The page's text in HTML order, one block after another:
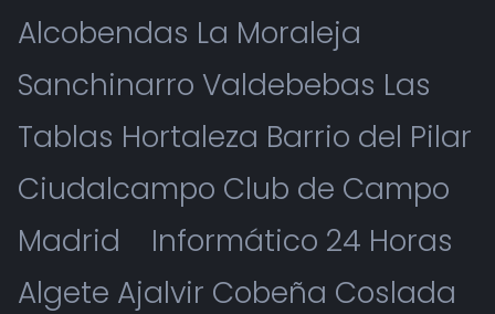
Alcobendas La Moraleja
Sanchinarro Valdebebas Las
Tablas Hortaleza Barrio del Pilar
Ciudalcampo Club de Campo
Madrid
Informático 24 Horas
Algete Ajalvir Cobeña Coslada